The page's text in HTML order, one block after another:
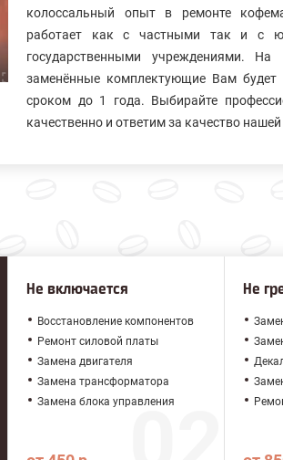
колосcальный опыт в ремонте
работает как с частными так и с
государственными учреждениями.
заменённые комплектующие Вам будет
сроком до 1 года. Выбирайте
качественно и ответим за качество
Не включается
Восстановление компонентов
Ремонт силовой платы
Замена двигателя
Замена трансформатора
Замена блока управления
Не